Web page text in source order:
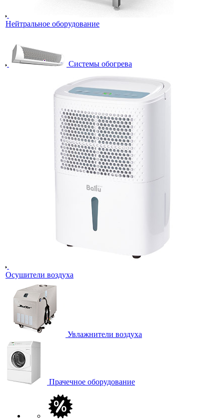
Нейтральное оборудование
Системы обогрева
Осушители воздуха
Увлажнители воздуха
Прачечное оборудование